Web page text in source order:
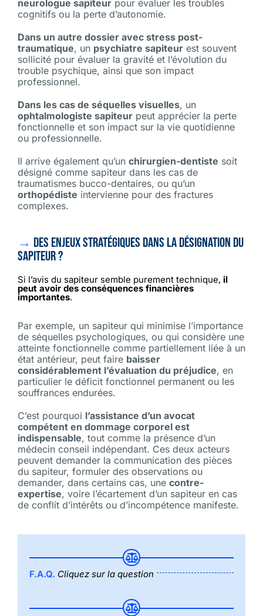
neurologue sapiteur pour évaluer les troubles
cognitifs ou la perte d’autonomie.
Dans un autre dossier avec stress post-
traumatique, un psychiatre sapiteur est souvent
sollicité pour évaluer la gravité et l’évolution du
trouble psychique, ainsi que son impact
professionnel.
Dans les cas de séquelles visuelles, un
ophtalmologiste sapiteur peut apprécier la perte
fonctionnelle et son impact sur la vie quotidienne
ou professionnelle.
Il arrive également qu’un chirurgien-dentiste soit
désigné comme sapiteur dans les cas de
traumatismes bucco-dentaires, ou qu’un
orthopédiste intervienne pour des fractures
complexes.
→ Des enjeux stratégiques dans la désignation du
sapiteur ?
Si l’avis du sapiteur semble purement technique, il
peut avoir des conséquences financières
importantes.
Par exemple, un sapiteur qui minimise l’importance
de séquelles psychologiques, ou qui considère une
atteinte fonctionnelle comme partiellement liée à un
état antérieur, peut faire baisser
considérablement l’évaluation du préjudice, en
particulier le déficit fonctionnel permanent ou les
souffrances endurées.
C’est pourquoi l’assistance d’un avocat
compétent en dommage corporel est
indispensable, tout comme la présence d’un
médecin conseil indépendant. Ces deux acteurs
peuvent demander la communication des pièces
du sapiteur, formuler des observations ou
demander, dans certains cas, une contre-
expertise, voire l’écartement d’un sapiteur en cas
de conflit d’intérêts ou d’incompétence manifeste.
F.A.Q. Cliquez sur la question